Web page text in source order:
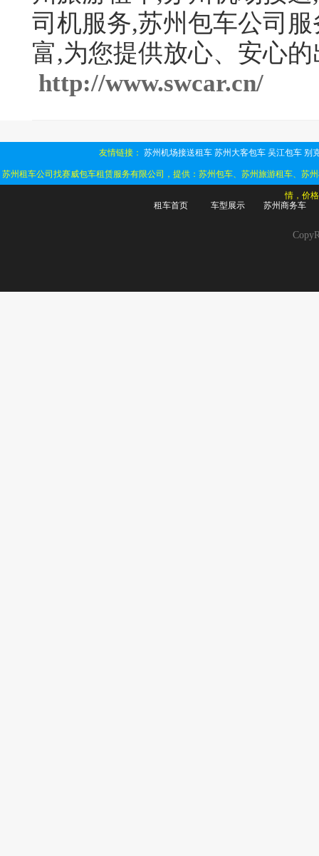
司机服务,苏州包车公司
富,为您提供放心、安心
http://www.swcar.cn/
友情链接： 苏州机场接送租车 苏州大客包车 吴江包车 别
苏州租车公司找赛威包车租赁服务有限公司，提供：苏州包车、苏州旅游租车、苏
情，价
租车首页
车型展示 苏州商务车